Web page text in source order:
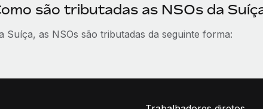
são tributadas as NSOs da
Suíça, as NSOs são tributadas da seguinte forma: